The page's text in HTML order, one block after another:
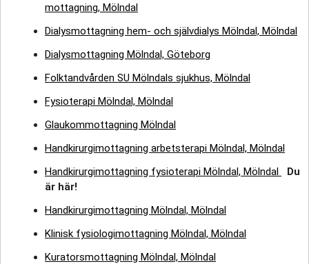
mottagning, Mölndal
Dialysmottagning hem- och självdialys Mölndal, Mölndal
Dialysmottagning Mölndal, Göteborg
Folktandvården SU Mölndals sjukhus, Mölndal
Fysioterapi Mölndal, Mölndal
Glaukommottagning Mölndal
Handkirurgimottagning arbetsterapi Mölndal, Mölndal
Handkirurgimottagning fysioterapi Mölndal, Mölndal
Du
är här!
Handkirurgimottagning Mölndal, Mölndal
Klinisk fysiologimottagning Mölndal, Mölndal
Kuratorsmottagning Mölndal, Mölndal